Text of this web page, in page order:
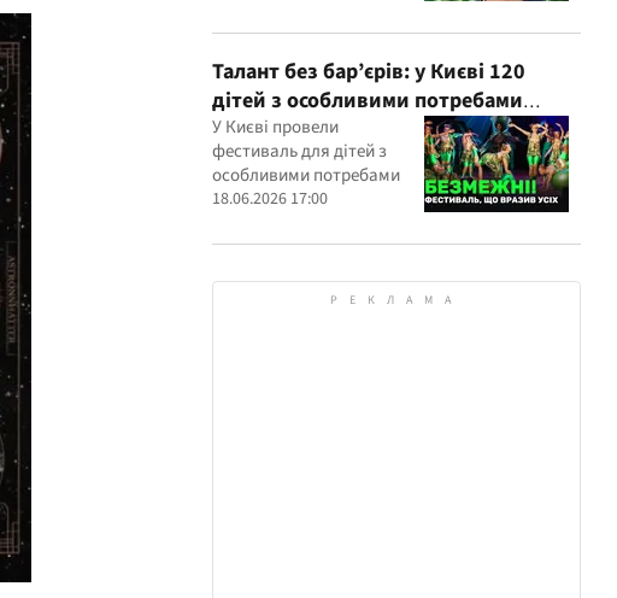
Талант без бар’єрів: у Києві 120
дітей з особливими потребами
виступили на всеукраїнському
фестивалі
У Києві провели
фестиваль для дітей з
особливими потребами
18.06.2026 17:00